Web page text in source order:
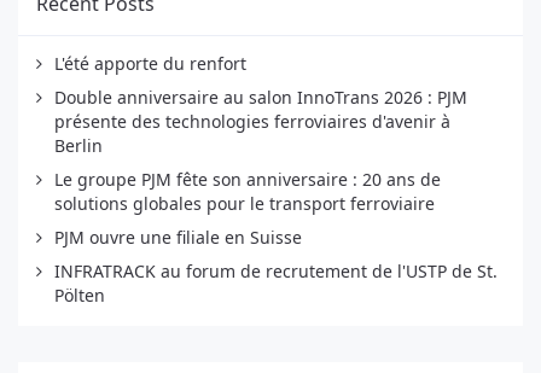
L'été apporte du renfort
Double anniversaire au salon InnoTrans 2026 : PJM
présente des technologies ferroviaires d'avenir à
Berlin
Le groupe PJM fête son anniversaire : 20 ans de
solutions globales pour le transport ferroviaire
PJM ouvre une filiale en Suisse
INFRATRACK au forum de recrutement de l'USTP de St.
Pölten